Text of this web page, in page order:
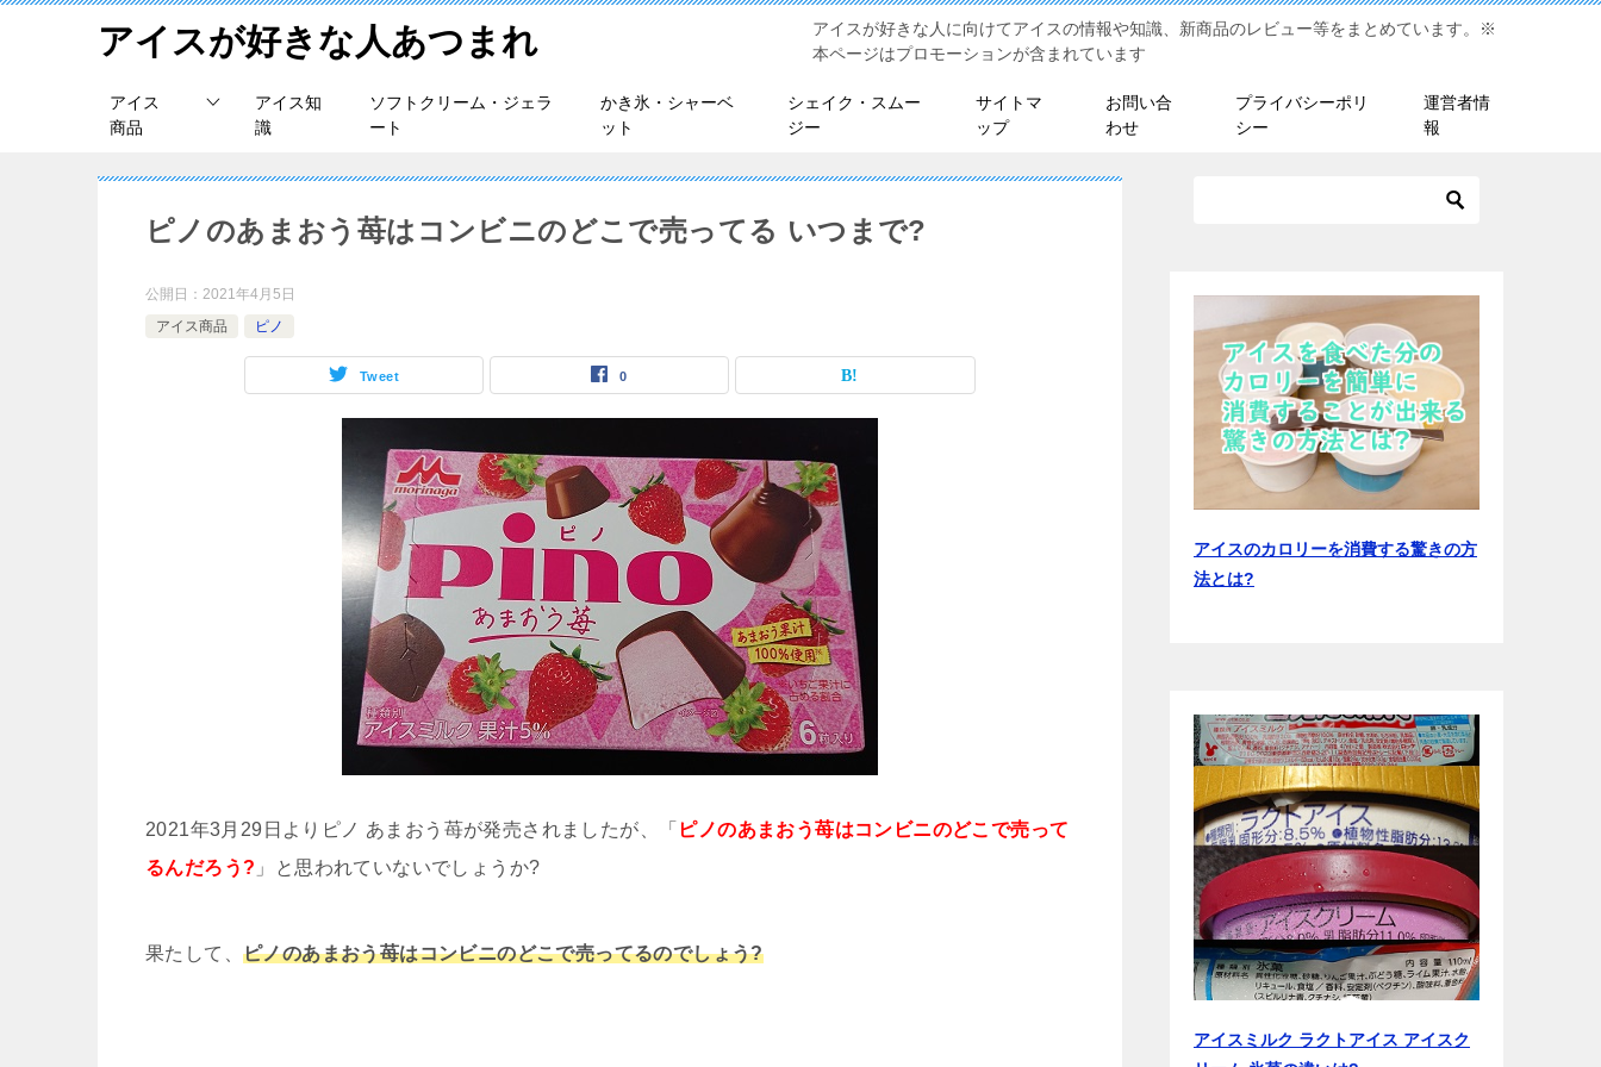
アイスが好きな人あつまれ
アイスが好きな人に向けてアイスの情報や知識、新商品のレビュー等をまとめています。※
本ページはプロモーションが含まれています
アイス
商品
アイス知
識
ソフトクリーム・ジェラ
ート
かき氷・シャーベ
ット
シェイク・スムー
ジー
サイトマ
ップ
お問い合
わせ
プライバシーポリ
シー
運営者情
報
ピノのあまおう苺はコンビニのどこで売ってる いつまで?
公開日： 2021年4月5日
アイス商品
ピノ
Tweet 0
2021年3月29日よりピノ あまおう苺が発売されましたが、「 ピノのあまおう苺はコンビニのどこで売って
るんだろう? 」と思われていないでしょうか?
果たして、 ピノのあまおう苺はコンビニのどこで売ってるのでしょう?
アイスのカロリーを消費する驚きの方
法とは?
アイスミルク ラクトアイス アイスク